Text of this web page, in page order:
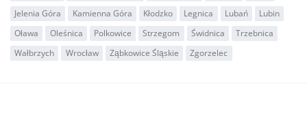
Jelenia Góra
Kamienna Góra Kłodzko Legnica Lubań
Lubin
Oława
Oleśnica Polkowice Strzegom Świdnica
Trzebnica
Wałbrzych
Wrocław Ząbkowice Śląskie Zgorzelec